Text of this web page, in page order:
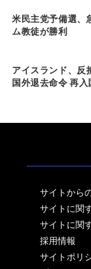
米民主党予備選、
ム教徒が勝利
アイスランド、反
国外退去命令 再
サイトから
サイトに関
サイトに関
採用情報
サイトポリ